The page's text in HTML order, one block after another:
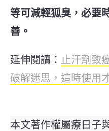
等可減輕狐臭，必要
善。
延伸閱讀： 止汗劑致
破解迷思，這時使用
本文著作權屬療日子